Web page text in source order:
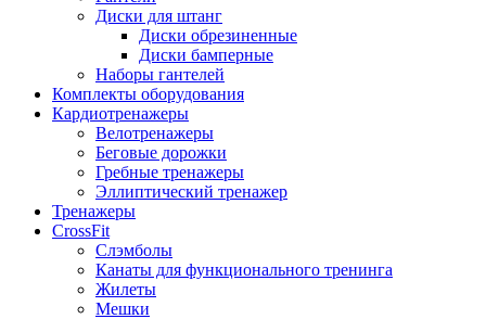
Диски для штанг
Диски обрезиненные
Диски бамперные
Наборы гантелей
Комплекты оборудования
Кардиотренажеры
Велотренажеры
Беговые дорожки
Гребные тренажеры
Эллиптический тренажер
Тренажеры
CrossFit
Слэмболы
Канаты для функционального тренинга
Жилеты
Мешки